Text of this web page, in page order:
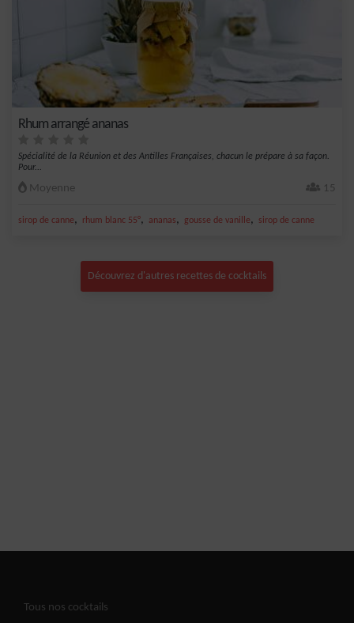
Rhum arrangé ananas
Spécialité de la Réunion et des Antilles Françaises, chacun le prépare à sa façon.
Pour...
Moyenne 15
sirop de canne, rhum blanc 55°, ananas, gousse de vanille, sirop de canne
Découvrez d'autres recettes de cocktails
Tous nos cocktails